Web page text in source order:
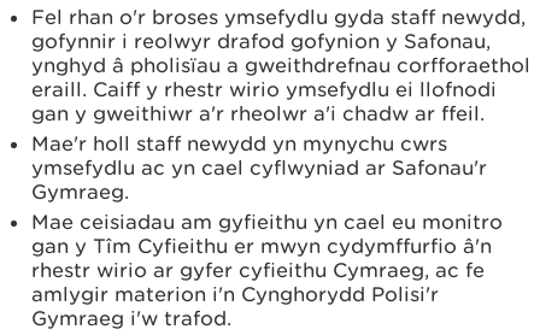
Fel rhan o'r broses ymsefydlu gyda staff newydd,
gofynnir i reolwyr drafod gofynion y Safonau,
ynghyd â pholisïau a gweithdrefnau corfforaethol
eraill. Caiff y rhestr wirio ymsefydlu ei llofnodi
gan y gweithiwr a'r rheolwr a'i chadw ar ffeil.
Mae'r holl staff newydd yn mynychu cwrs
ymsefydlu ac yn cael cyflwyniad ar Safonau'r
Gymraeg.
Mae ceisiadau am gyfieithu yn cael eu monitro
gan y Tîm Cyfieithu er mwyn cydymffurfio â'n
rhestr wirio ar gyfer cyfieithu Cymraeg, ac fe
amlygir materion i'n Cynghorydd Polisi'r
Gymraeg i'w trafod.